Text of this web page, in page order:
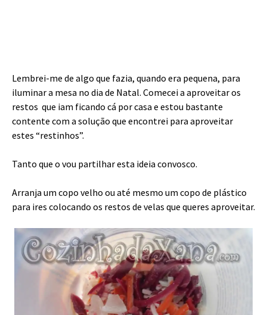
Lembrei-me de algo que fazia, quando era pequena, para
iluminar a mesa no dia de Natal. Comecei a aproveitar os
restos que iam ficando cá por casa e estou bastante
contente com a solução que encontrei para aproveitar
estes “restinhos”.
Tanto que o vou partilhar esta ideia convosco.
Arranja um copo velho ou até mesmo um copo de plástico
para ires colocando os restos de velas que queres aproveitar.